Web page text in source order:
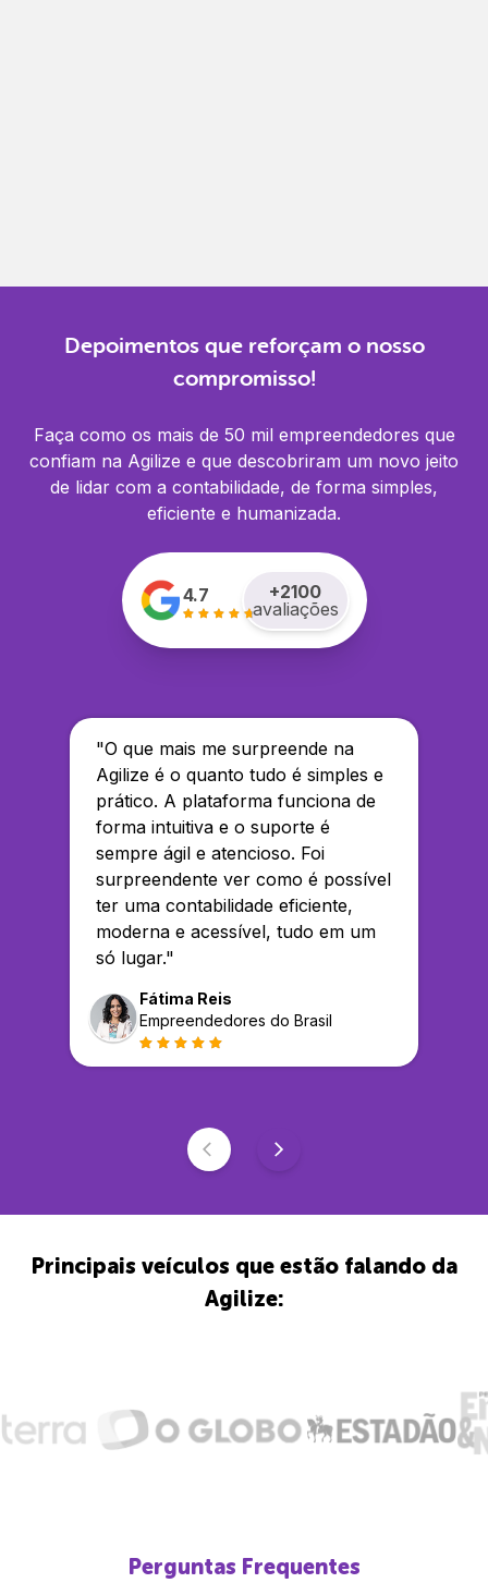
Depoimentos que reforçam o nosso
compromisso!
Faça como os mais de 50 mil empreendedores que
confiam na Agilize e que descobriram um novo jeito
de lidar com a contabilidade, de forma simples,
eficiente e humanizada.
4.7 +2100
avaliações
"O que mais me surpreende na
Agilize é o quanto tudo é simples e
prático. A plataforma funciona de
forma intuitiva e o suporte é
sempre ágil e atencioso. Foi
surpreendente ver como é possível
ter uma contabilidade eficiente,
moderna e acessível, tudo em um
só lugar."
Fátima Reis
Empreendedores do Brasil
Principais veículos que estão falando da
Agilize:
Perguntas Frequentes